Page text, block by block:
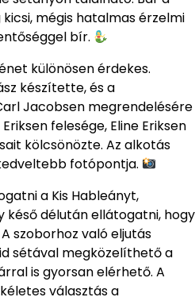
mégis hatalmas érzelmi
bír.
különösen érdekes.
készítette, és a
Jacobsen megrendelésére
felesége, Eline Eriksen
kölcsönözte. Az alkotás
fotópontja.
a Kis Hableányt,
késő délután ellátogatni, hogy
szoborhoz való eljutás
sétával megközelíthető a
is gyorsan elérhető. A
választás a